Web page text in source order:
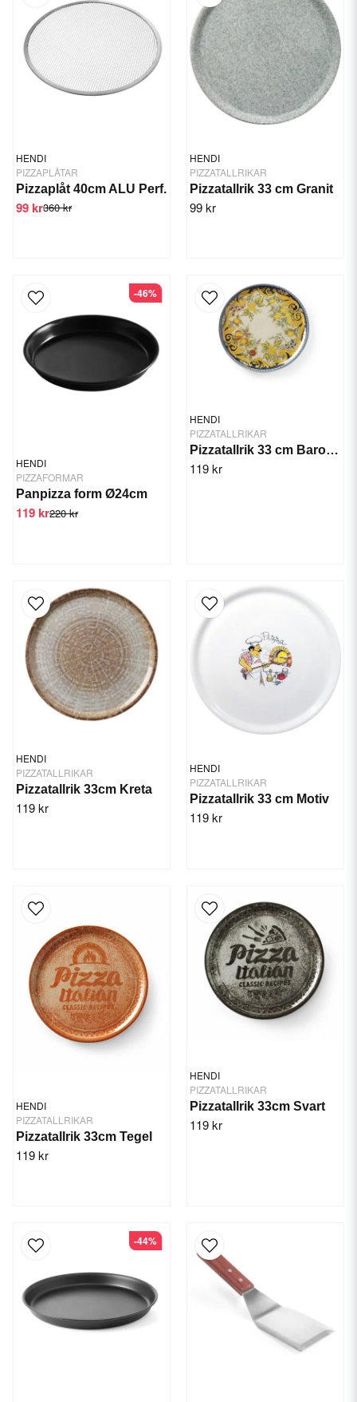
HENDI
PIZZAPLÅTAR
Pizzaplåt 40cm ALU Perf.
360 kr
99 kr
HENDI
PIZZATALLRIKAR
Pizzatallrik 33 cm Granit
99 kr
HENDI
PIZZAFORMAR
Panpizza form Ø24cm
220 kr
119 kr
-46%
HENDI
PIZZATALLRIKAR
Pizzatallrik 33 cm Barocco
119 kr
HENDI
PIZZATALLRIKAR
Pizzatallrik 33cm Kreta
119 kr
HENDI
PIZZATALLRIKAR
Pizzatallrik 33 cm Motiv
119 kr
HENDI
PIZZATALLRIKAR
Pizzatallrik 33cm Tegel
119 kr
HENDI
PIZZATALLRIKAR
Pizzatallrik 33cm Svart
119 kr
-44%